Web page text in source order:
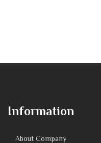
Information
About Company